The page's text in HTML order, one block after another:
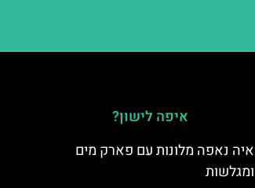
איפה לישון?
איה נאפה מלונות עם פארק מים
ומגלשות